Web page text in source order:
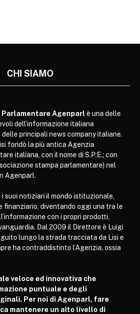
CHI SIAMO
Parlamentare Agenparl è una delle
dell’informazione italiana
principali news company italiane.
fondò la più antica Agenzia
italiana, con il nome di S.P.E.; con
stampa parlamentare) nel
Agenparl.
suoi notiziari il mondo istituzionale,
finanziario, diventando oggi una tra le
con i propri prodotti,
Dal 2009 il Direttore è Luigi
lungo la strada tracciata da Lisi e
ha contraddistinto l’Agenzia, ossia
veloce ed innovativa che
puntuale e degli
Per noi di Agenparl, fare
mantenere un alto livello di